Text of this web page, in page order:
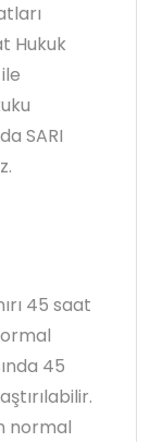
Hukuk
SARI
45 saat
45
normal